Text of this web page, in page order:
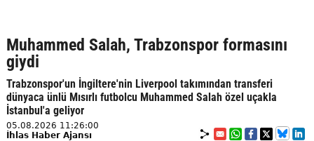
Muhammed Salah, Trabzonspor formasını
giydi
Trabzonspor'un İngiltere'nin Liverpool takımından transferi
dünyaca ünlü Mısırlı futbolcu Muhammed Salah özel uçakla
İstanbul'a geliyor
05.08.2026 11:26:00
İhlas Haber Ajansı